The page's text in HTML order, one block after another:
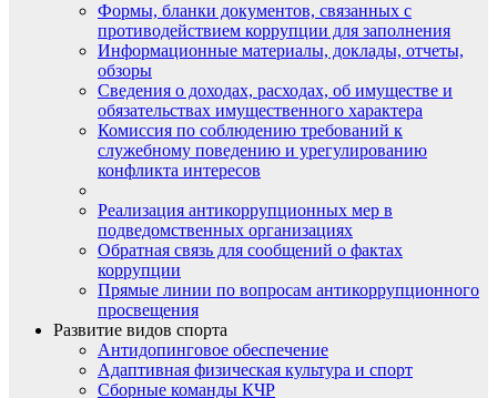
Формы, бланки документов, связанных с
противодействием коррупции для заполнения
Информационные материалы, доклады, отчеты,
обзоры
Сведения о доходах, расходах, об имуществе и
обязательствах имущественного характера
Комиссия по соблюдению требований к
служебному поведению и урегулированию
конфликта интересов
Реализация антикоррупционных мер в
подведомственных организациях
Обратная связь для сообщений о фактах
коррупции
Прямые линии по вопросам антикоррупционного
просвещения
Развитие видов спорта
Антидопинговое обеспечение
Адаптивная физическая культура и спорт
Сборные команды КЧР